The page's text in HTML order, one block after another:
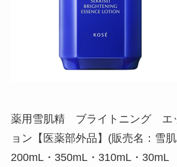
薬用雪肌精 ブライトニング エ
ョン【医薬部外品】(販売名：雪
200mL・350mL・310mL・30mL